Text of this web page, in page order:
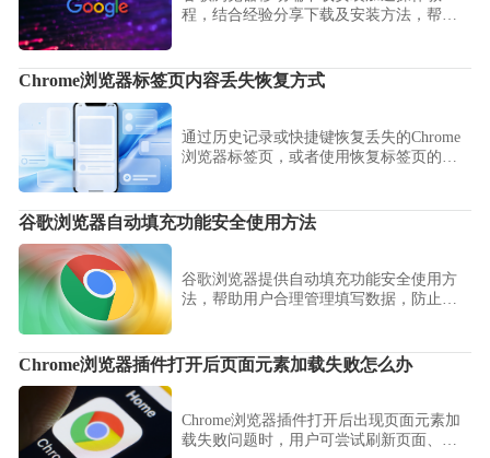
程，结合经验分享下载及安装方法，帮助
Chrome浏览器标签页内容丢失恢复方式
通过历史记录或快捷键恢复丢失的Chrome
浏览器标签页，或者使用恢复标签页的扩
谷歌浏览器自动填充功能安全使用方法
谷歌浏览器提供自动填充功能安全使用方
法，帮助用户合理管理填写数据，防止信
Chrome浏览器插件打开后页面元素加载失败怎么办
Chrome浏览器插件打开后出现页面元素加
载失败问题时，用户可尝试刷新页面、清